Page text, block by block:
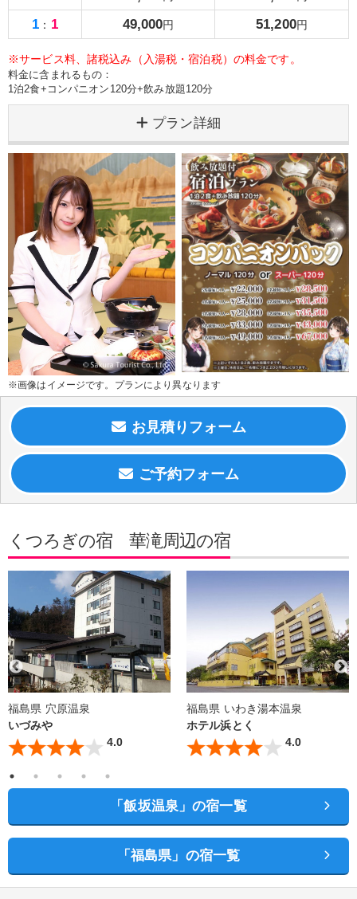
1 ： 1 49,000円 51,200円
※サービス料、諸税込み（入湯税・宿泊税）の料金です。
料金に含まれるもの：
1泊2食+コンパニオン120分+飲み放題120分
プラン詳細
※画像はイメージです。プランにより異なります
くつろぎの宿 華滝周辺の宿
福島県 穴原温泉
いづみや
4.0
福島県 いわき湯本温泉
ホテル浜とく
4.0
「飯坂温泉」の宿一覧
「福島県」の宿一覧